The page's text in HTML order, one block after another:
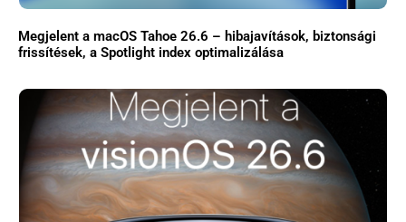
Megjelent a macOS Tahoe 26.6 – hibajavítások, biztonsági
frissítések, a Spotlight index optimalizálása